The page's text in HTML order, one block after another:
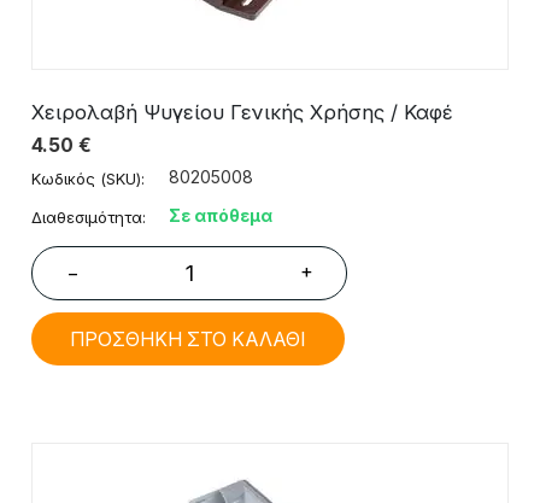
Χειρολαβή Ψυγείου Γενικής Χρήσης / Καφέ
4.50 €
Κωδικός (SKU): 80205008
Διαθεσιμότητα: Σε απόθεμα
− +
ΠΡΟΣΘΗΚΗ ΣΤΟ ΚΑΛΑΘΙ